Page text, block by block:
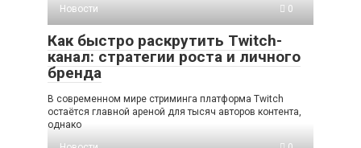
Новости
0
Как быстро раскрутить Twitch-
канал: стратегии роста и личного
бренда
В современном мире стриминга платформа Twitch
остаётся главной ареной для тысяч авторов контента,
однако